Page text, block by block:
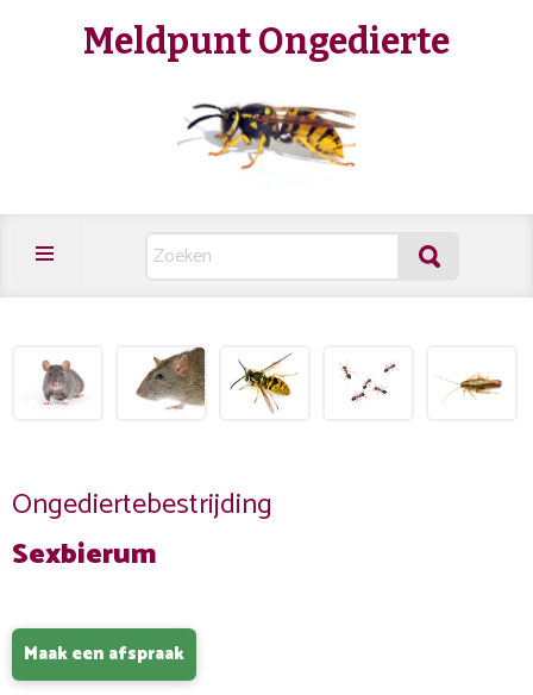
Meldpunt Ongedierte
Ongediertebestrijding
Sexbierum
Maak een afspraak